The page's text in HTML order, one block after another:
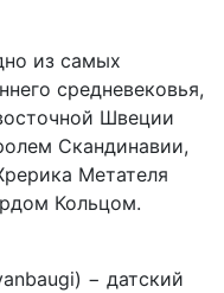
из самых
средневековья,
Швеции
Скандинавии,
Метателя
Кольцом.
− датский